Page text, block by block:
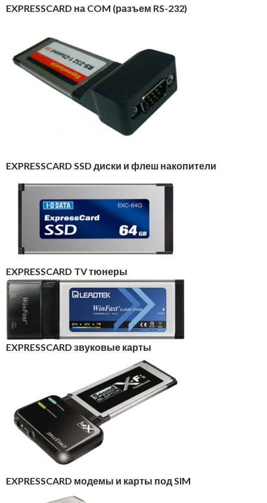
EXPRESSCARD на COM (разъем RS-232)
EXPRESSCARD SSD диски и флеш накопители
EXPRESSCARD TV тюнеры
EXPRESSCARD звуковые карты
EXPRESSCARD модемы и карты под SIM